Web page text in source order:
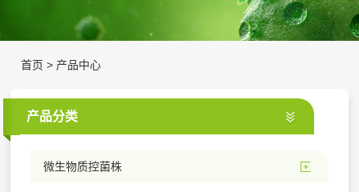
首页 > 产品中心
产品分类
微生物质控菌株